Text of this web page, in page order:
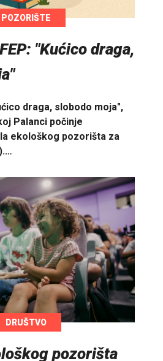
POZORIŠTE
"Kućico draga,
draga, slobodo moja",
Palanci počinje
ekološkog pozorišta za
DRUŠTVO
pozorišta